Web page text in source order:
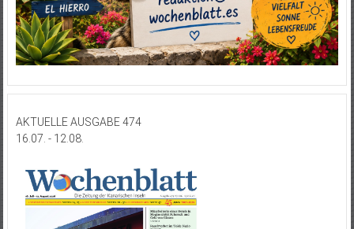
AKTUELLE AUSGABE 474
16.07. - 12.08.